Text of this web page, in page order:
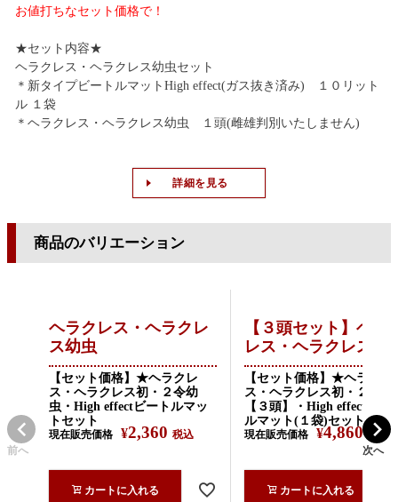
お値打ちなセット価格で！
★セット内容★
ヘラクレス・ヘラクレス幼虫セット
＊新タイプビートルマットHigh effect(ガス抜き済み) １０リット
ル １袋
＊ヘラクレス・ヘラクレス幼虫 １頭(雌雄判別いたしません)
詳細を見る
商品のバリエーション
前へ
ヘラクレス・ヘラクレ
ス幼虫
【セット価格】★ヘラクレ
ス・ヘラクレス初・２令幼
虫・High effectビートルマッ
トセット
現在販売価格 ¥2,360 税込
カートに入れる
【３頭セット】ヘラ
レス・ヘラクレス幼
【セット価格】★ヘラクレ
ス・ヘラクレス初・２令幼
【３頭】・High effectビー
ルマット(１袋)セット
現在販売価格 ¥4,860 税込
カートに入れる
次へ